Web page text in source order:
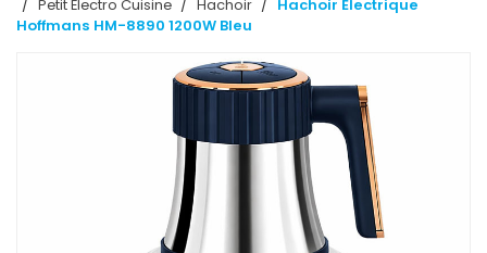
Petit Electro Cuisine
Hachoir
Hachoir Electrique
Hoffmans HM-8890 1200W Bleu